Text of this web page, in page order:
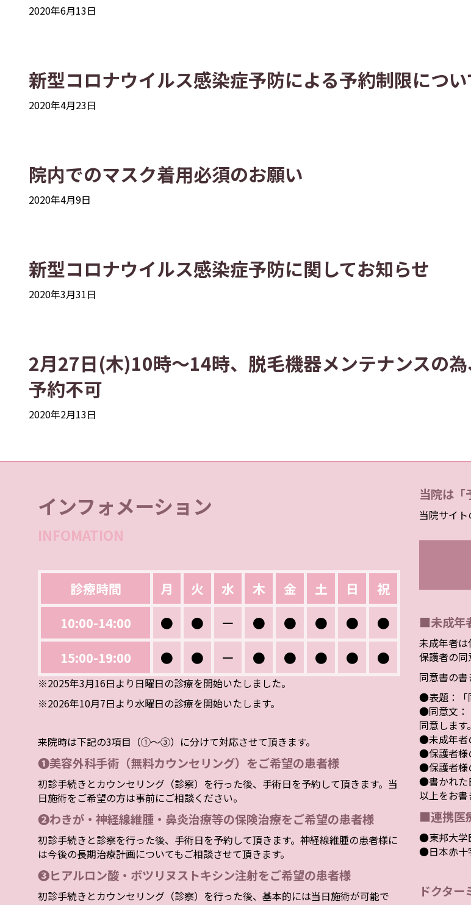
2020年6月13日
新型コロナウイルス感染症予防による予約制限につい
2020年4月23日
院内でのマスク着用必須のお願い
2020年4月9日
新型コロナウイルス感染症予防に関してお知らせ
2020年3月31日
2月27日(木)10時～14時、脱毛機器メンテナンスの
予約不可
2020年2月13日
インフォメーション
INFOMATION
診療時間 月 火 水 木 金 土 日
祝
10:00-14:00
● ● ー ● ● ● ●
●
15:00-19:00
● ● ー ● ● ● ● ●
※2025年3月16日より日曜日の診療を開始いたしました。
※2026年10月7日より水曜日の診療を開始いたします。
来院時は下記の3項目（①～③）に分けて対応させて頂きます。
❶美容外科手術（無料カウンセリング）をご希望の患者様
初診手続きとカウンセリング（診察）を行った後、手術日を予約して頂きます。当
日施術をご希望の方は事前にご相談ください。
❷わきが・神経線維腫・鼻炎治療等の保険治療をご希望の患者様
初診手続きと診察を行った後、手術日を予約して頂きます。神経線維腫の患者様に
は今後の長期治療計画についてもご相談させて頂きます。
❸ヒアルロン酸・ボツリヌストキシン注射をご希望の患者様
初診手続きとカウンセリング（診察）を行った後、基本的には当日施術が可能で
当院は「
当院サイ
■未成年
未成年者は
保護者の同
同意書の
●表題：「
●同意文：
同意します
●未成年者
●保護者様
●保護者様
●書かれた
以上をお書
■連携医
●東邦大学
●日本赤十
ドクタ